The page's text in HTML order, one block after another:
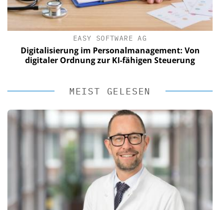
EASY SOFTWARE AG
Digitalisierung im Personalmanagement: Von
digitaler Ordnung zur KI-fähigen Steuerung
MEIST GELESEN